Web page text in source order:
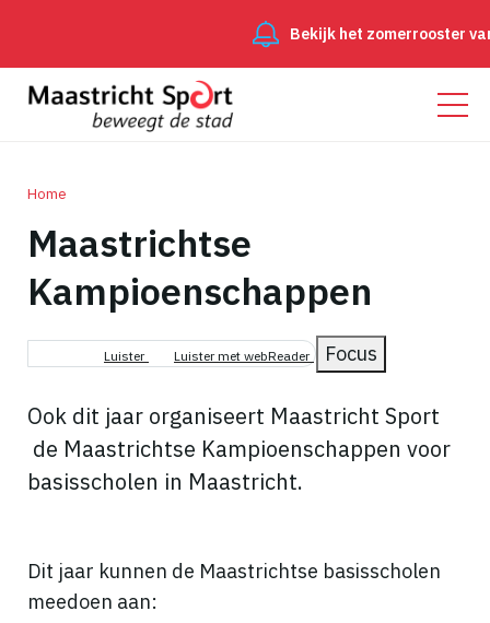
Bekijk het zomerrooster
Kruimelpad
Home
Maastrichtse
Kampioenschappen
Luister Luister met webReader Focus
Ook dit jaar organiseert Maastricht Sport
de Maastrichtse Kampioenschappen voor
basisscholen in Maastricht.
Dit jaar kunnen de Maastrichtse basisscholen
meedoen aan: